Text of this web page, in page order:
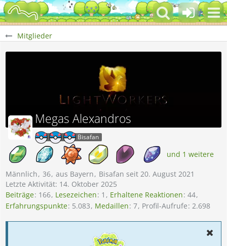
Mitglieder
Megas Alexandros
Bisafan
und 1 weitere
Männlich 36 aus Bayern
Bisafan seit 20. August 2021
Letzte Aktivität: 14. Oktober 2025
Beiträge 166 Lesezeichen 1 Erhaltene Reaktionen 44
Erfahrungspunkte 5.083 Medaillen 7 Profil-Aufrufe 2.698